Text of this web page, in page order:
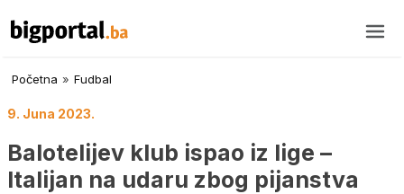
Početna » Fudbal
9. Juna 2023.
Balotelijev klub ispao iz lige –
Italijan na udaru zbog pijanstva